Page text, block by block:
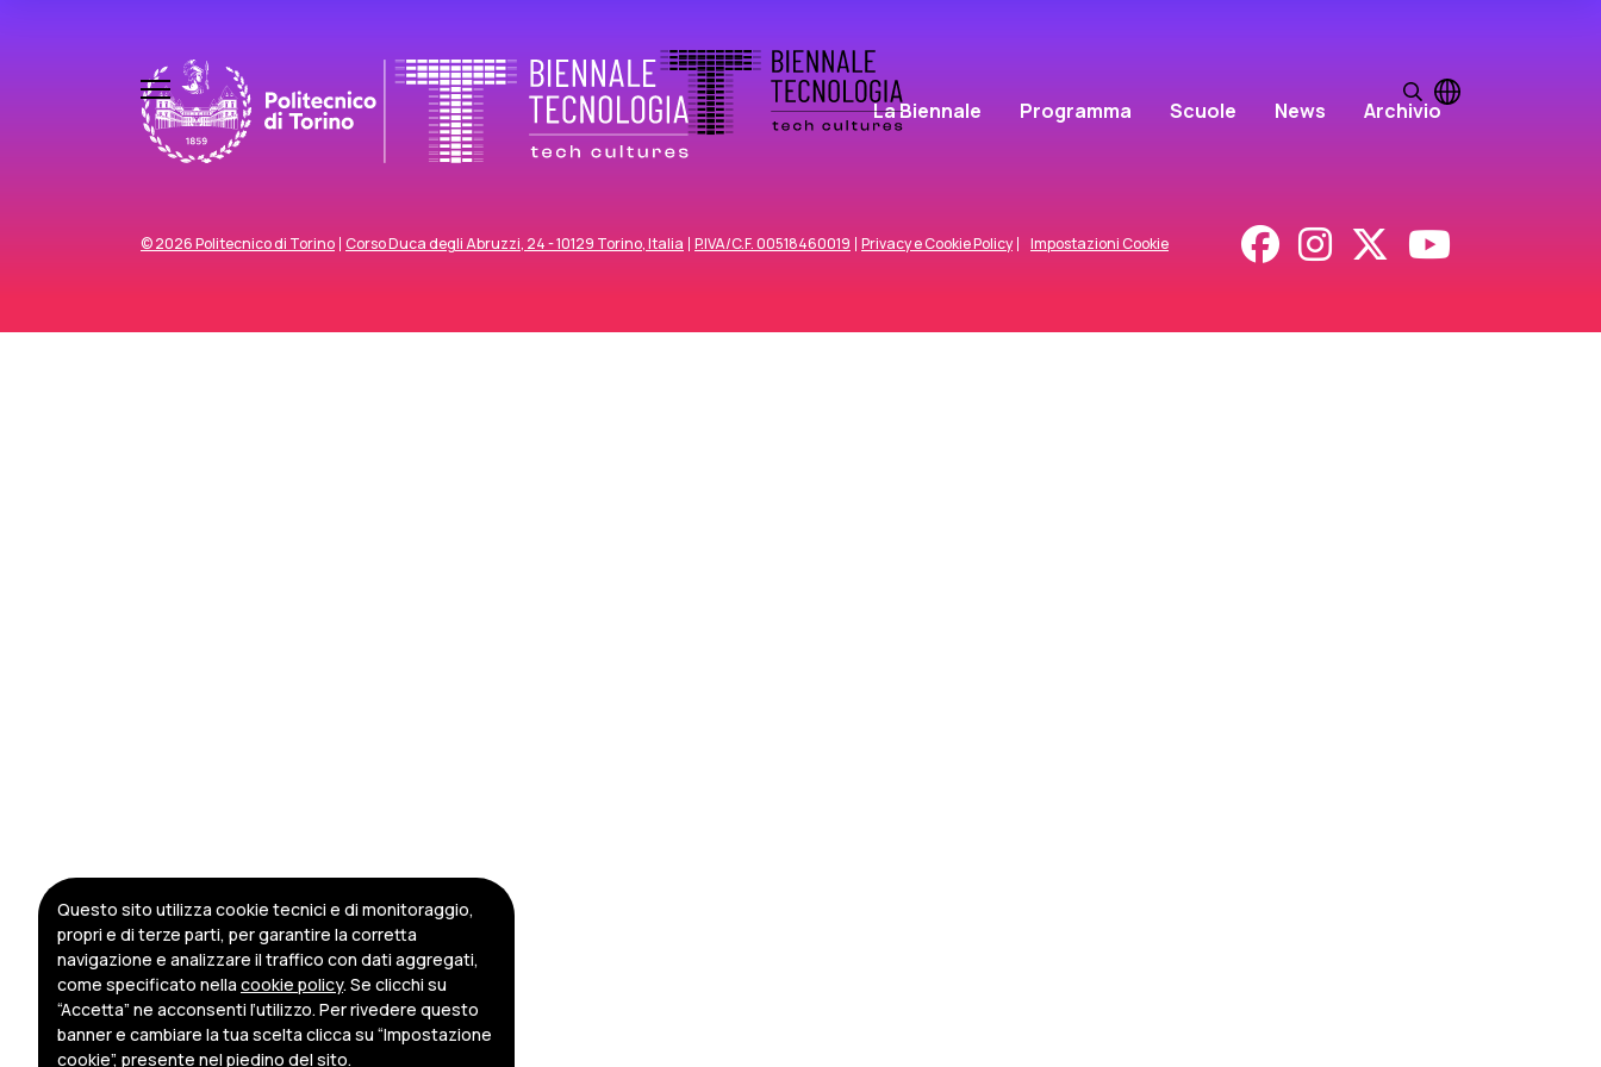
La Biennale Programma Scuole News Archivio
© 2026 Politecnico di Torino Corso Duca degli Abruzzi, 24 - 10129 Torino, Italia P.IVA/C.F. 00518460019 Privacy e Cookie Policy Impostazioni Cookie
Questo sito utilizza cookie tecnici e di monitoraggio,
propri e di terze parti, per garantire la corretta
navigazione e analizzare il traffico con dati aggregati,
come specificato nella cookie policy. Se clicchi su
“Accetta” ne acconsenti l’utilizzo. Per rivedere questo
banner e cambiare la tua scelta clicca su “Impostazione
cookie”, presente nel piedino del sito.